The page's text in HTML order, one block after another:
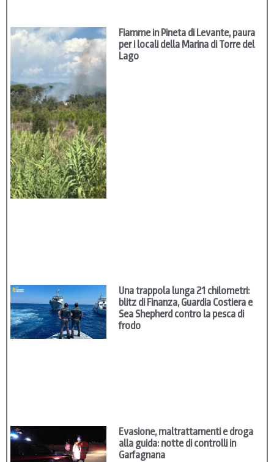
Fiamme in Pineta di Levante, paura
per i locali della Marina di Torre del
Lago
Una trappola lunga 21 chilometri:
blitz di Finanza, Guardia Costiera e
Sea Shepherd contro la pesca di
frodo
Evasione, maltrattamenti e droga
alla guida: notte di controlli in
Garfagnana